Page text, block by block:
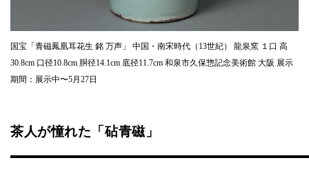
国宝「青磁鳳凰耳花生 銘 万声」 中国・南宋時代（13世紀） 龍泉窯 １口 高
30.8cm 口径10.8cm 胴径14.1cm 底径11.7cm 和泉市久保惣記念美術館 大阪 展示
期間：展示中〜5月27日
茶人が憧れた「砧青磁」